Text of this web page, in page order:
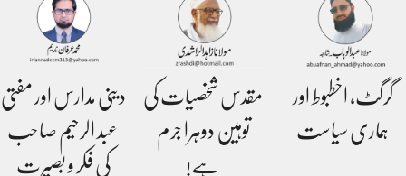
گرگٹ، اخطبوط اور
ہماری سیاست
مقدس شخصیات کی
توہین دوہرا جرم
ہے!
دینی مدارس اور مفتی
عبد الرحیم صاحب
کی فکر و بصیرت